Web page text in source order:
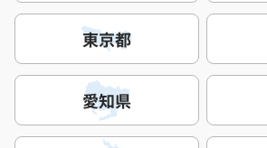
東京都
愛知県